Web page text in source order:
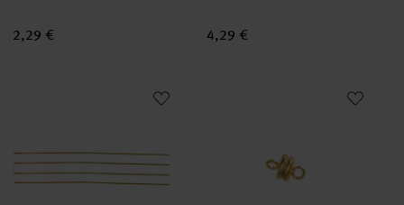
2,29 € 4,29 €
Nietstift gold 70mm 10 Stück Magnetverschluß gold 6mm